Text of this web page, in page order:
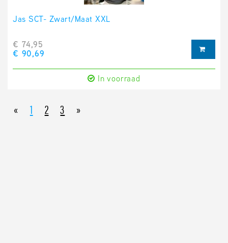
Jas SCT- Zwart/Maat XXL
€ 74,95
€ 90,69
In voorraad
« 1 2 3 »